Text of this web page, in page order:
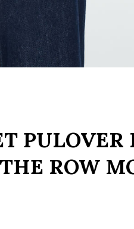
PULOVER
ROW